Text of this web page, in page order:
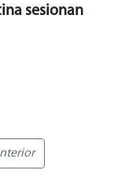
sesionan